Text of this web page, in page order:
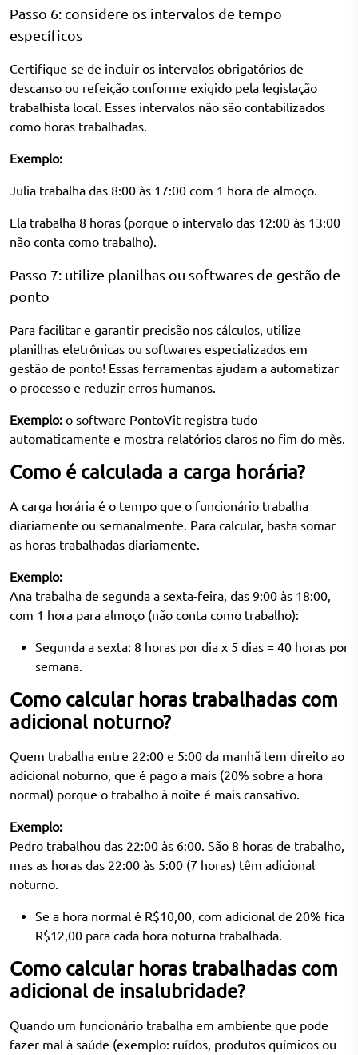
Passo 6: considere os intervalos de tempo
específicos
Certifique-se de incluir os intervalos obrigatórios de
descanso ou refeição conforme exigido pela legislação
trabalhista local. Esses intervalos não são contabilizados
como horas trabalhadas.
Exemplo:
Julia trabalha das 8:00 às 17:00 com 1 hora de almoço.
Ela trabalha 8 horas (porque o intervalo das 12:00 às 13:00
não conta como trabalho).
Passo 7: utilize planilhas ou softwares de gestão de
ponto
Para facilitar e garantir precisão nos cálculos, utilize
planilhas eletrônicas ou softwares especializados em
gestão de ponto! Essas ferramentas ajudam a automatizar
o processo e reduzir erros humanos.
Exemplo: o software PontoVit registra tudo
automaticamente e mostra relatórios claros no fim do mês.
Como é calculada a carga horária?
A carga horária é o tempo que o funcionário trabalha
diariamente ou semanalmente. Para calcular, basta somar
as horas trabalhadas diariamente.
Exemplo:
Ana trabalha de segunda a sexta-feira, das 9:00 às 18:00,
com 1 hora para almoço (não conta como trabalho):
Segunda a sexta: 8 horas por dia x 5 dias = 40 horas por
semana.
Como calcular horas trabalhadas com
adicional noturno?
Quem trabalha entre 22:00 e 5:00 da manhã tem direito ao
adicional noturno, que é pago a mais (20% sobre a hora
normal) porque o trabalho à noite é mais cansativo.
Exemplo:
Pedro trabalhou das 22:00 às 6:00. São 8 horas de trabalho,
mas as horas das 22:00 às 5:00 (7 horas) têm adicional
noturno.
Se a hora normal é R$10,00, com adicional de 20% fica
R$12,00 para cada hora noturna trabalhada.
Como calcular horas trabalhadas com
adicional de insalubridade?
Quando um funcionário trabalha em ambiente que pode
fazer mal à saúde (exemplo: ruídos, produtos químicos ou